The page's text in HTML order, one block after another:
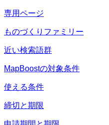
専用ページ
ものづくりファミリー
近い検索語群
MapBoostの対象条件
使える条件
締切と期限